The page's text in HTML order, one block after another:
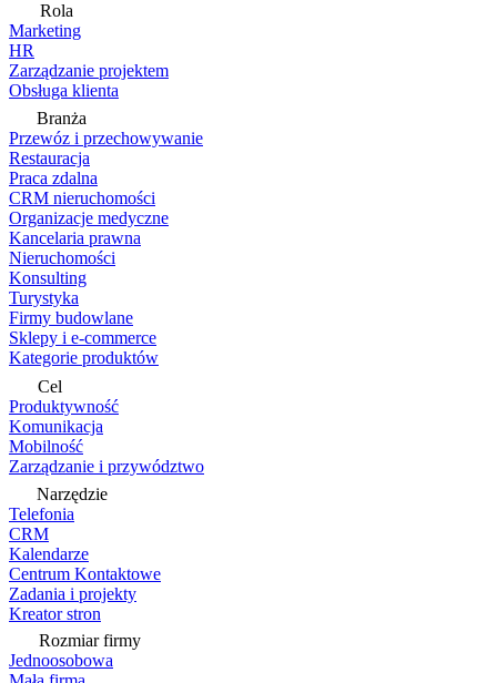
Rola
Marketing
HR
Zarządzanie projektem
Obsługa klienta
Branża
Przewóz i przechowywanie
Restauracja
Praca zdalna
CRM nieruchomości
Organizacje medyczne
Kancelaria prawna
Nieruchomości
Konsulting
Turystyka
Firmy budowlane
Sklepy i e-commerce
Kategorie produktów
Cel
Produktywność
Komunikacja
Mobilność
Zarządzanie i przywództwo
Narzędzie
Telefonia
CRM
Kalendarze
Centrum Kontaktowe
Zadania i projekty
Kreator stron
Rozmiar firmy
Jednoosobowa